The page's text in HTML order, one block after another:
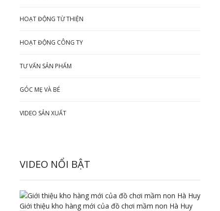
HOẠT ĐỘNG TỪ THIỆN
HOẠT ĐỘNG CÔNG TY
TƯ VẤN SẢN PHẨM
GÓC MẸ VÀ BÉ
VIDEO SẢN XUẤT
VIDEO NỔI BẬT
Giới thiệu kho hàng mới của đồ chơi mầm non Hà Huy